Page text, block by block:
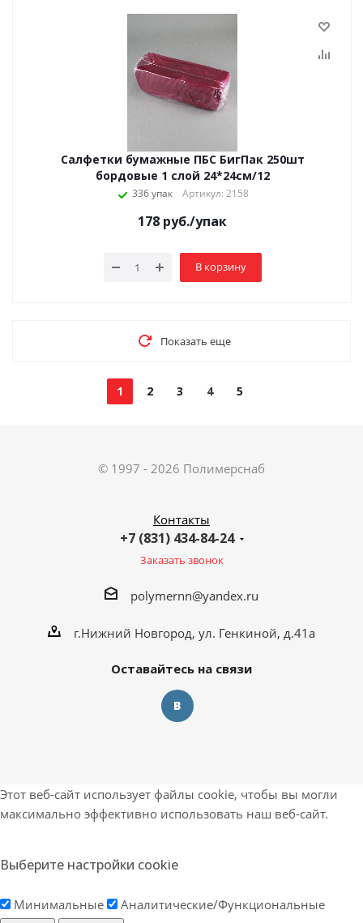
Салфетки бумажные ПБС БигПак 250шт
бордовые 1 слой 24*24см/12
336 упак Артикул: 2158
178 руб./упак
В корзину
Показать еще
1 2 3 4 5
© 1997 - 2026 Полимерснаб
Контакты
+7 (831) 434-84-24
Заказать звонок
polymernn@yandex.ru
г.Нижний Новгород, ул. Генкиной, д.41а
Оставайтесь на связи
Этот веб-сайт использует файлы cookie, чтобы вы могли
максимально эффективно использовать наш веб-сайт.
Выберите настройки cookie
Минимальные
Аналитические/Функциональные